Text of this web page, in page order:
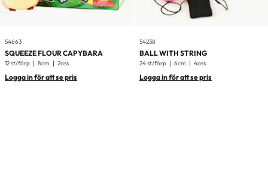
54663
SQUEEZE FLOUR CAPYBARA
12 st/förp 8cm 2ass
Logga in för att se pris
54238
BALL WITH STRING
24 st/förp 6cm 4ass
Logga in för att se pris